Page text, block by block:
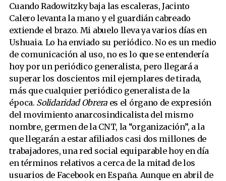
Cuando Radowitzky baja las escaleras, Jacinto
Calero levanta la mano y el guardián cabreado
extiende el brazo. Mi abuelo lleva ya varios días en
Ushuaia. Lo ha enviado su periódico. No es un medio
de comunicación al uso, no es lo que se entendería
hoy por un periódico generalista, pero llegará a
superar los doscientos mil ejemplares de tirada,
más que cualquier periódico generalista de la
época. Solidaridad Obreraes el órgano de expresión
del movimiento anarcosindicalista del mismo
nombre, germen de la CNT, la “organización”, a la
que llegarán a estar afiliados casi dos millones de
trabajadores, una red social equiparable hoy en día
en términos relativos a cerca de la mitad de los
usuarios de Facebook en España. Aunque en abril de